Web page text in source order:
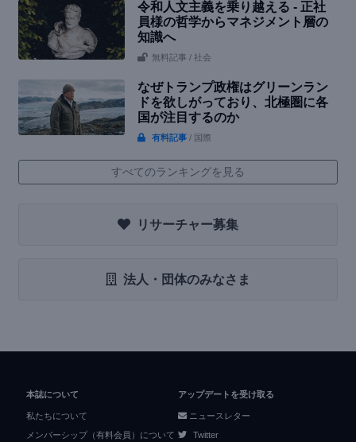
令和人文主義を乗り越える - 正社
員様の哲学からマネジメント層の
知識へ
無料記事 / 社会
なぜトランプ政権はグリーンラン
ドを欲しがっており、北極圏に各
国が注目するのか
有料記事 / 国際
すべてのランキングを見る
リサーチャー募集
法人・団体のみなさま
本誌について
私たちについて
メンバーシップ（有料会員）について
アップデートを受け取る
ニュースレター
Twitter